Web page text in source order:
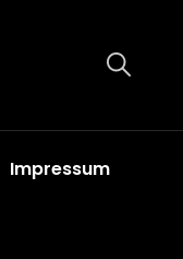
Impressum